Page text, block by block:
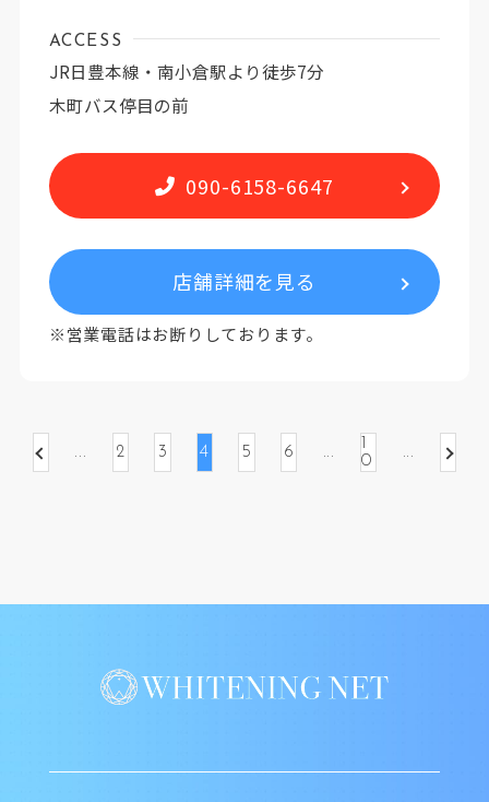
ACCESS
JR日豊本線・南小倉駅より徒歩7分
木町バス停目の前
090-6158-6647
店舗詳細を見る
※営業電話はお断りしております。
... 2 3 4 5 6 ...
1
0
...